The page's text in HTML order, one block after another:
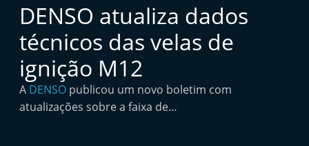
n
a
l
i
n
DENSO atualiza dados
técnicos das velas de
ignição M12
A DENSO publicou um novo boletim com
atualizações sobre a faixa de…